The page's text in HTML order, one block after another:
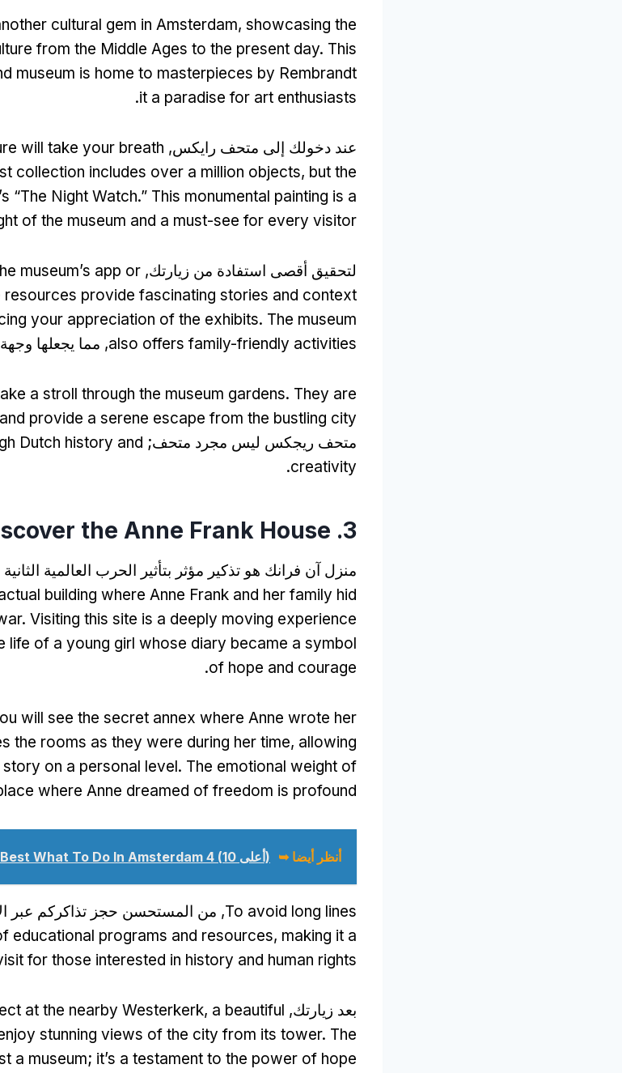
cultural gem in Amsterdam, showcasing the
from the Middle Ages to the present day. This
museum is home to masterpieces by Rembrandt
it a paradise for art enthusiasts
.
عند دخولك إلى متحف رايكس, will take your breath
collection includes over a million objects, but the
“The Night Watch.” This monumental painting is a
of the museum and a must-see for every visitor
لتحقيق أقصى استفادة من زيارتك, museum’s app or
resources provide fascinating stories and context
your appreciation of the exhibits. The museum
also offers family-friendly activities, مما يجعلها
a stroll through the museum gardens. They are
provide a serene escape from the bustling city
متحف ريجكس ليس مجرد متحف; Dutch history and
creativity
.
3.
the Anne Frank House
منزل آن فرانك هو تذكير مؤثر بتأثير الحرب العالمية
building where Anne Frank and her family hid
. Visiting this site is a deeply moving experience
life of a young girl whose diary became a symbol
of hope and courage
.
will see the secret annex where Anne wrote her
the rooms as they were during her time, allowing
on a personal level. The emotional weight of
where Anne dreamed of freedom is profound
أنظر أيضا ➥ (أعلى 10) Best What To Do In Amsterdam 4 أيام (2024 - 2025)
To avoid long lines, من المستحسن حجز تذاكركم عبر
educational programs and resources, making it a
for those interested in history and human rights
بعد زيارتك, at the nearby Westerkerk, a beautiful
stunning views of the city from its tower. The
a museum; it’s a testament to the power of hope